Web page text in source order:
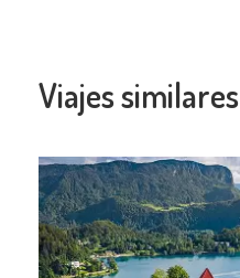
Viajes similares